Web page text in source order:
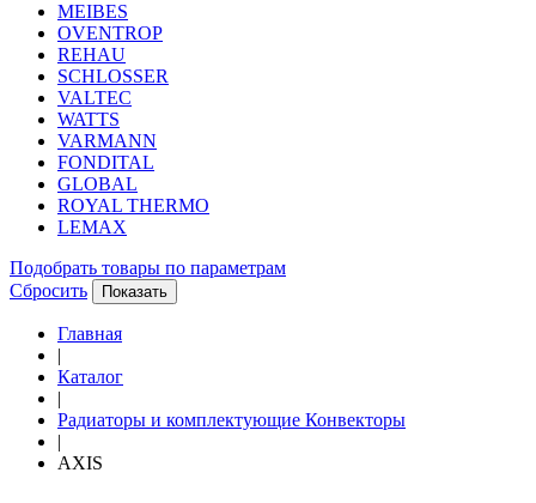
MEIBES
OVENTROP
REHAU
SCHLOSSER
VALTEC
WATTS
VARMANN
FONDITAL
GLOBAL
ROYAL THERMO
LEMAX
Подобрать товары по параметрам
Сбросить
Показать
Главная
|
Каталог
|
Радиаторы и комплектующие Конвекторы
|
AXIS